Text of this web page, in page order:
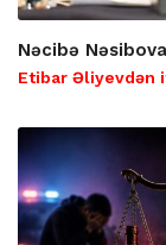
Nəcibə
Etibar Əliyevdən